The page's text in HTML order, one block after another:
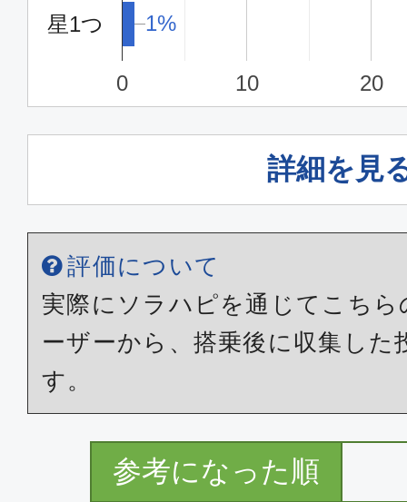
JTA054
普通席
沖縄(那覇)
13:20
福岡
JTA062 19:40
MM292 19:35
0 10 20
星1つ 1%
1%
詳細を見
評価について
実際にソラハピを通じてこち
ーザーから、搭乗後に収集した
す。
参考になった順